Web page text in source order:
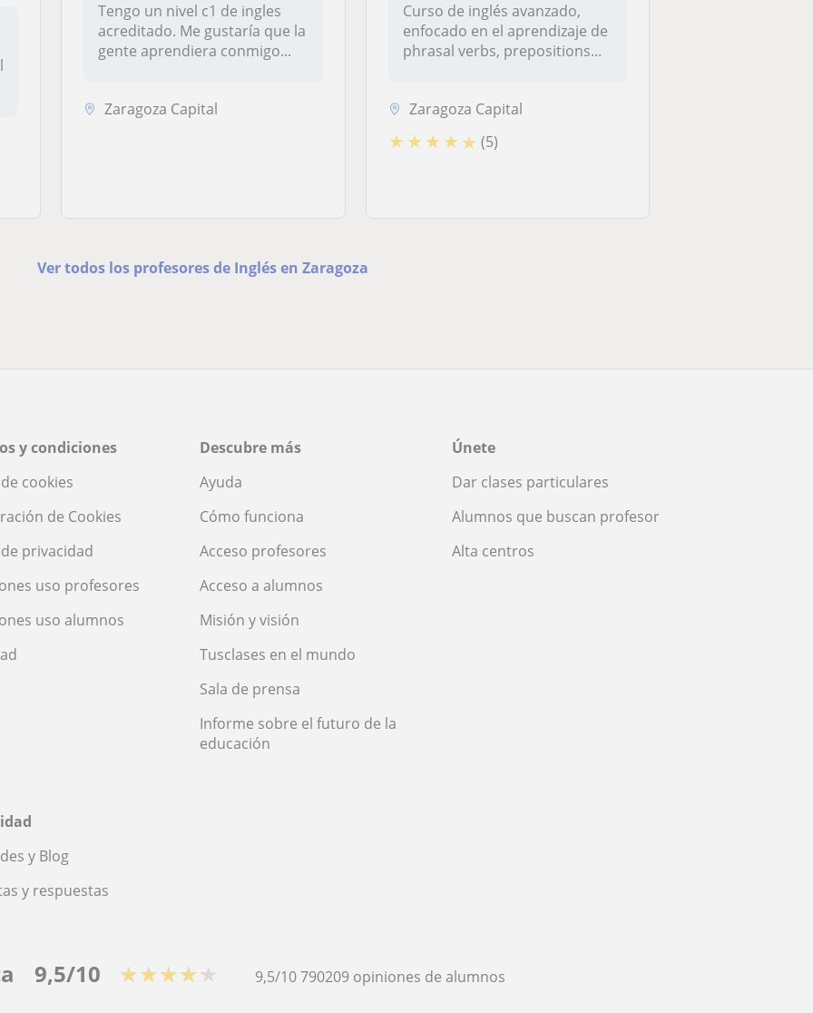
Tengo un nivel c1 de ingles
acreditado. Me gustaría que la
gente aprendiera conmigo...
Zaragoza Capital
Curso de inglés avanzado,
enfocado en el aprendizaje de
phrasal verbs, prepositions...
Zaragoza Capital
★ ★ ★ ★ ★ (5)
Ver todos los profesores de Inglés en Zaragoza
y condiciones
cookies
de Cookies
privacidad
uso profesores
uso alumnos
Descubre más
Ayuda
Cómo funciona
Acceso profesores
Acceso a alumnos
Misión y visión
Tusclases en el mundo
Sala de prensa
Informe sobre el futuro de la
educación
Únete
Dar clases particulares
Alumnos que buscan profesor
Alta centros
y Blog
y respuestas
9,5/10 ★★★★★ 9,5/10790209 opiniones de alumnos